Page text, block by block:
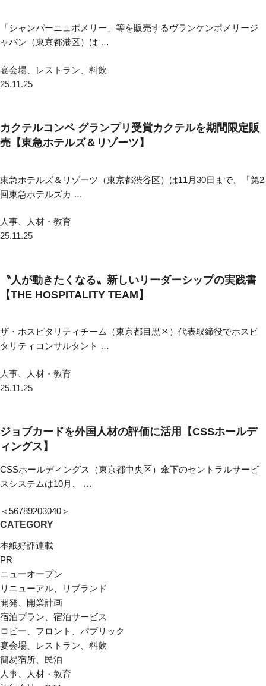
「シャンパーニュポメリー」等を販売するヴランケンポメリージ
ャパン（東京都港区）は …
宴会場、レストラン、料飲
25.11.25
カクテルコンペ グランプリ受賞カクテルを期間限定販
売【東急ホテルズ＆リゾーツ】
東急ホテルズ＆リゾーツ（東京都渋谷区）は11月30日まで、「第2
回東急ホテルズカ …
人事、人材・教育
25.11.25
〝人が動きたくなる〟新しいリーダーシップの実践書
【THE HOSPITALITY TEAM】
ザ・ホスピタリティチーム（東京都目黒区）代表取締役でホスピ
タリティコンサルタント …
人事、人材・教育
25.11.25
ジョブカードを外国人材の評価に活用【CSSホールデ
ィングス】
CSSホールディングス（東京都中央区）傘下のセントラルサービ
スシステムは10月、 …
＜56789203040＞
CATEGORY
本紙好評連載
PR
ニューオープン
リニューアル、リブランド
開発、開業計画
宿泊プラン、宿泊サービス
ロビー、フロント、パブリック
宴会場、レストラン、料飲
簡易宿所、民泊
人事、人材・教育